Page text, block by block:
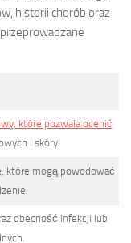
historii chorób oraz
które pozwala ocenić
i skóry.
które mogą powodować
obecność infekcji lub